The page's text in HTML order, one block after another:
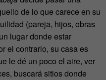
de lo que carece en su
(pareja, hijos, obras
lugar donde estar
el contrario, su casa es
le dé un poco el aire, ver
buscará sitios donde